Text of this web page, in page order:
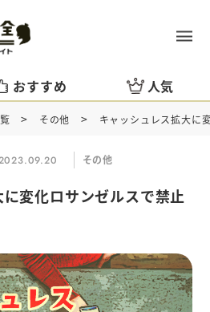
おすすめ 人気
> その他 > キャッシュレス拡大に
その他
変化ロサンゼルスで禁止